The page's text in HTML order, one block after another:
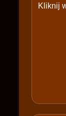
Kliknij